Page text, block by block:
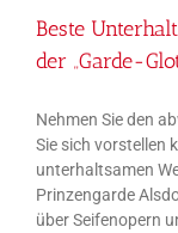
Beste
der „Garde-
Nehmen Sie den
Sie sich vorstellen
unterhaltsamen
Prinzengarde
über Seifenopern